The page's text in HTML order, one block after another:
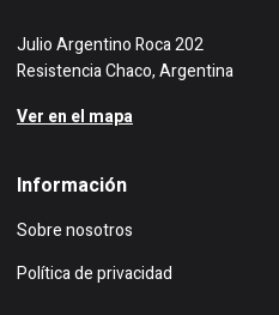
Julio Argentino Roca 202
Resistencia Chaco, Argentina
Ver en el mapa
Información
Sobre nosotros
Política de privacidad